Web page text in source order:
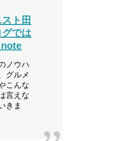
ト田
では
ノウハ
グルメ
こんな
言えな
きま